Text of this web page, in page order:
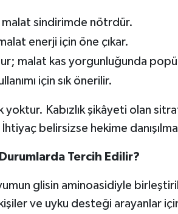
sindirimde nötrdür.
enerji için öne çıkar.
malat kas yorgunluğunda
için sık önerilir.
yoktur. Kabızlık şikâyeti olan
belirsizse hekime
Tercih Edilir?
glisin aminoasidiyle
ve uyku desteği arayanlar